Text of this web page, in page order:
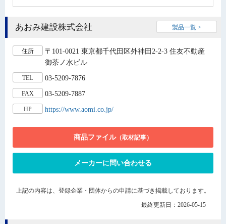
あおみ建設株式会社 製品一覧 >
住所
〒101-0021 東京都千代田区外神田2-2-3 住友不動産
御茶ノ水ビル
TEL 03-5209-7876
FAX 03-5209-7887
HP https://www.aomi.co.jp/
商品ファイル（取材記事）
メーカーに問い合わせる
上記の内容は、登録企業・団体からの申請に基づき掲載しております。
最終更新日：2026-05-15